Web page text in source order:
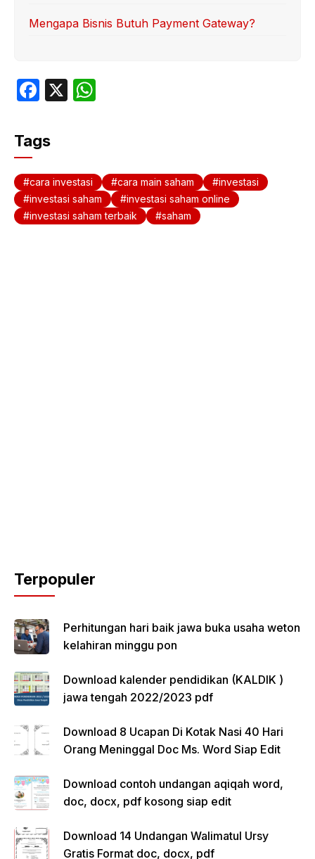
Mengapa Bisnis Butuh Payment Gateway?
F
c
e
b
o
o
X
A
p
p
Tags
cara investasi cara main saham
investasi
investasi saham
investasi saham online
investasi saham terbaik
saham
Terpopuler
Perhitungan hari baik jawa buka usaha weton
kelahiran minggu pon
Download kalender pendidikan (KALDIK )
jawa tengah 2022/2023 pdf
Download 8 Ucapan Di Kotak Nasi 40 Hari
Orang Meninggal Doc Ms. Word Siap Edit
Download contoh undangan aqiqah word,
doc, docx, pdf kosong siap edit
Download 14 Undangan Walimatul Ursy
Gratis Format doc, docx, pdf